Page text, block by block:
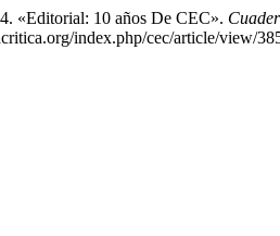
«Editorial: 10 años De CEC».
index.php/cec/article/view/